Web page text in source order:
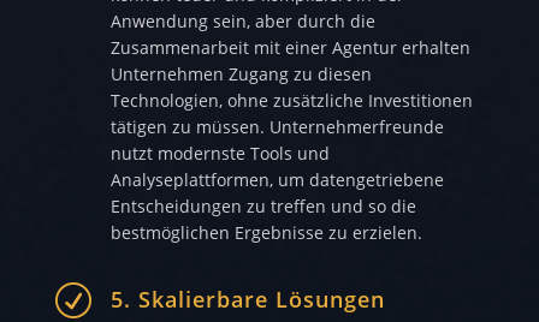
Anwendung sein, aber durch die
Zusammenarbeit mit einer Agentur erhalten
Unternehmen Zugang zu diesen
Technologien, ohne zusätzliche Investitionen
tätigen zu müssen. Unternehmerfreunde
nutzt modernste Tools und
Analyseplattformen, um datengetriebene
Entscheidungen zu treffen und so die
bestmöglichen Ergebnisse zu erzielen.
R 5. Skalierbare Lösungen